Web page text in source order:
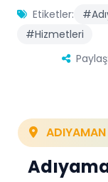
Etiketler:
#Hizmetleri
Paylaş:
ADIYAMAN